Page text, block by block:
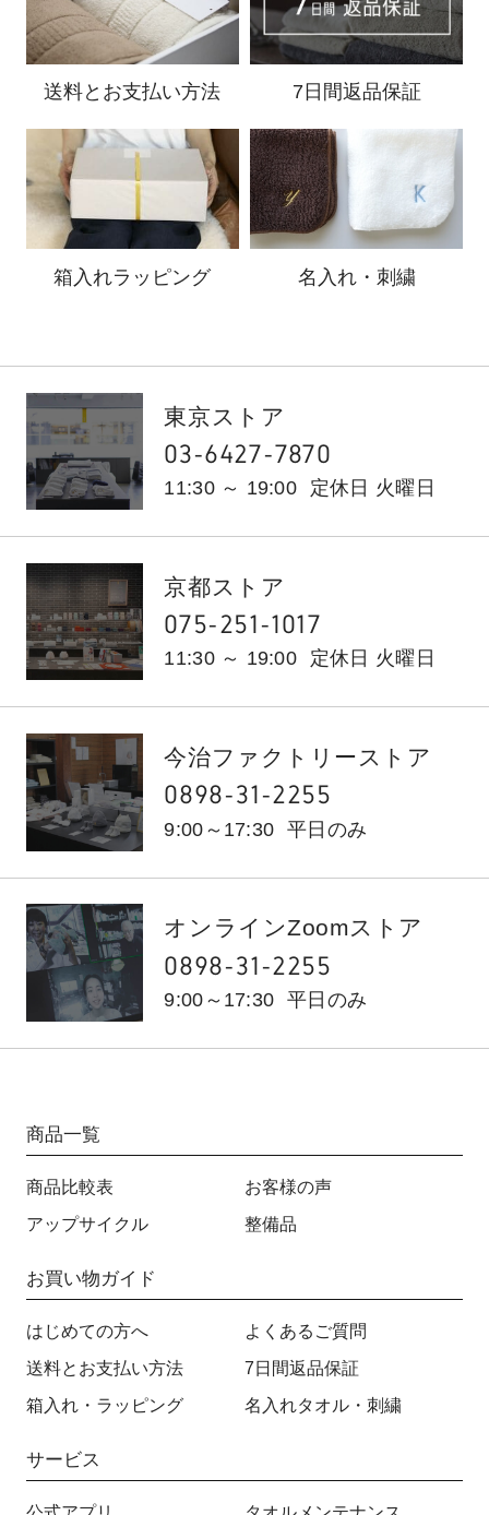
送料と お支払い方法 7日間返品保証
箱入れラッピング 名入れ・刺繍
東京ストア
03-6427-7870
11:30 ～ 19:00 定休日 火曜日
京都ストア
075-251-1017
11:30 ～ 19:00 定休日 火曜日
今治ファクトリーストア
0898-31-2255
9:00～17:30 平日のみ
オンラインZoomストア
0898-31-2255
9:00～17:30 平日のみ
商品一覧
商品比較表 お客様の声
アップサイクル 整備品
お買い物ガイド
はじめての方へ よくあるご質問
送料とお支払い方法 7日間返品保証
箱入れ・ラッピング 名入れタオル・刺繍
サービス